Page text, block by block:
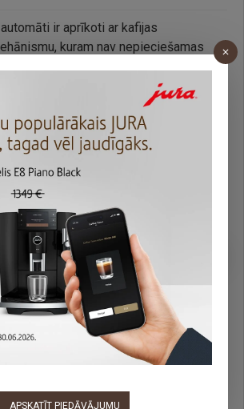
APSKATĪT PIEDĀVĀJUMU
ir aprīkoti ar kafijas
kuram nav nepieciešamas
Mūsu laboratorijas komanda
un uzlabo oriģinālās JURA tīrīšanas
un pārbaudītas miljoniem reižu.
tablete, kas ir inovatīvs intensīvas
tagad sniedz vēl labākus
papildu aizsardzības fāzei, kas
aizsardzību pret kaļķa nogulsnēm.
ir tikpat viegli lietot.
PRECES ĪPAŠĪBAS
tīrīšanas tabletes, 25